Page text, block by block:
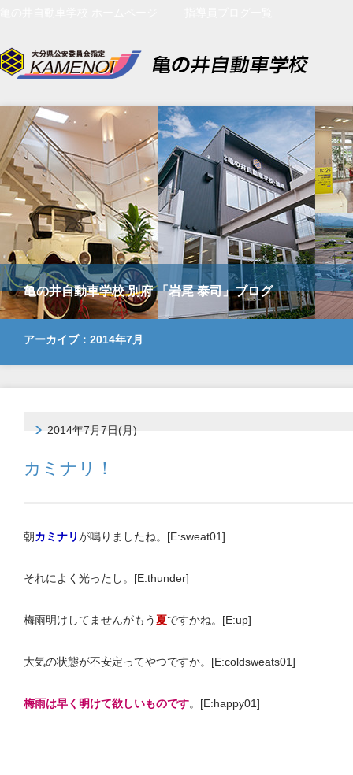
亀の井自動車学校 別府 「岩尾 泰司」ブログ
アーカイブ：2014年7月
2014年7月7日(月)
カミナリ！
朝カミナリが鳴りましたね。[E:sweat01]
それによく光ったし。[E:thunder]
梅雨明けしてませんがもう夏ですかね。[E:up]
大気の状態が不安定ってやつですか。[E:coldsweats01]
梅雨は早く明けて欲しいものです。[E:happy01]